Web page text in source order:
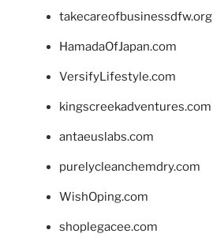
takecareofbusinessdfw.org
HamadaOfJapan.com
VersifyLifestyle.com
kingscreekadventures.com
antaeuslabs.com
purelycleanchemdry.com
WishOping.com
shoplegacee.com